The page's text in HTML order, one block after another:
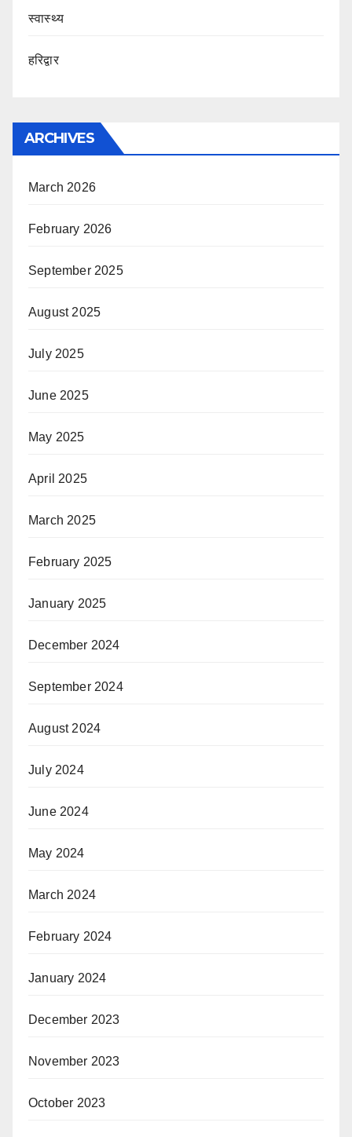
स्वास्थ्य
हरिद्वार
ARCHIVES
March 2026
February 2026
September 2025
August 2025
July 2025
June 2025
May 2025
April 2025
March 2025
February 2025
January 2025
December 2024
September 2024
August 2024
July 2024
June 2024
May 2024
March 2024
February 2024
January 2024
December 2023
November 2023
October 2023